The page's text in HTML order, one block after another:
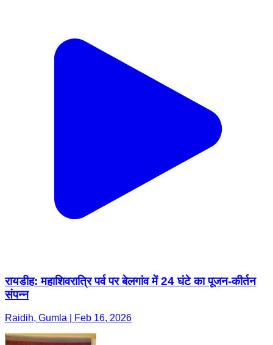
रायडीह: महाशिवरात्रि पर्व पर बेलगांव में 24 घंटे का पूजन-कीर्तन
संपन्न
Raidih, Gumla | Feb 16, 2026